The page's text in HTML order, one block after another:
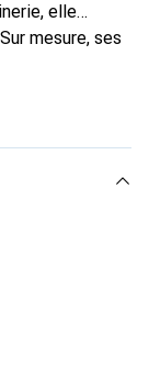
elle
mesure, ses
pour
est un choix